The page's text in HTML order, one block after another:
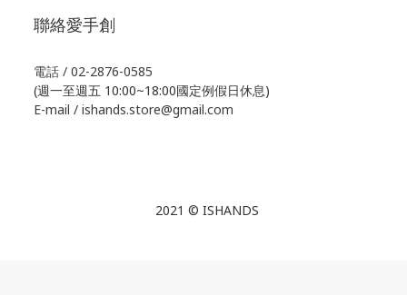
聯絡愛手創
電話 / 02-2876-0585
(週一至週五 10:00~18:00國定例假日休息)
E-mail / ishands.store@gmail.com
2021 © ISHANDS